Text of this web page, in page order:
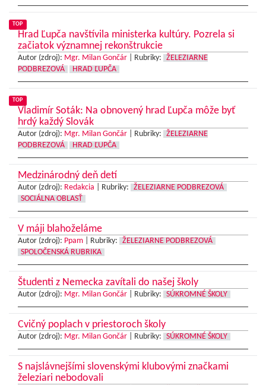
TOP
Hrad Ľupča navštívila ministerka kultúry. Pozrela si
začiatok významnej rekonštrukcie
Autor (zdroj): Mgr. Milan Gončár Rubriky:
ŽELEZIARNE
PODBREZOVÁ
HRAD ĽUPČA
TOP
Vladimír Soták: Na obnovený hrad Ľupča môže byť
hrdý každý Slovák
Autor (zdroj): Mgr. Milan Gončár Rubriky:
ŽELEZIARNE
PODBREZOVÁ
HRAD ĽUPČA
Medzinárodný deň detí
Autor (zdroj): Redakcia Rubriky:
ŽELEZIARNE PODBREZOVÁ
SOCIÁLNA OBLASŤ
V máji blahoželáme
Autor (zdroj): Ppam Rubriky:
ŽELEZIARNE PODBREZOVÁ
SPOLOČENSKÁ RUBRIKA
Študenti z Nemecka zavítali do našej školy
Autor (zdroj): Mgr. Milan Gončár Rubriky: SÚKROMNÉ ŠKOLY
Cvičný poplach v priestoroch školy
Autor (zdroj): Mgr. Milan Gončár Rubriky: SÚKROMNÉ ŠKOLY
S najslávnejšími slovenskými klubovými značkami
železiari nebodovali